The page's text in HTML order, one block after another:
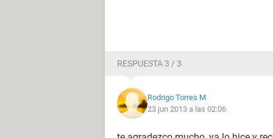
RESPUESTA 3 / 3
Rodrigo Torres M
23 jun 2013 a las 02:06